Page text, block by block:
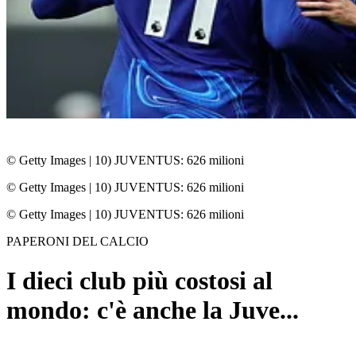
© Getty Images | 10) JUVENTUS: 626 milioni
© Getty Images | 10) JUVENTUS: 626 milioni
© Getty Images | 10) JUVENTUS: 626 milioni
PAPERONI DEL CALCIO
I dieci club più costosi al
mondo: c'è anche la Juve...